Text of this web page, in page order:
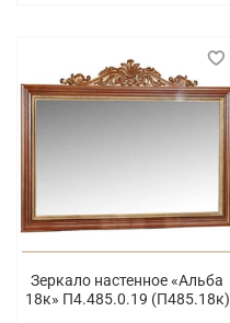
Зеркало настенное «Альба
18к» П4.485.0.19 (П485.18к)